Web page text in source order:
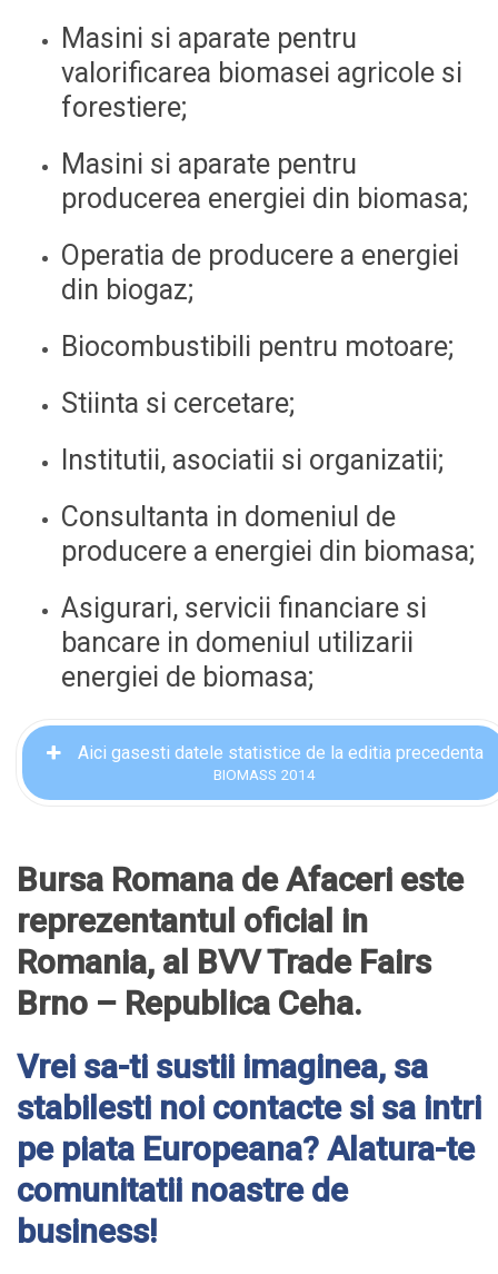
Masini si aparate pentru
valorificarea biomasei agricole si
forestiere;
Masini si aparate pentru
producerea energiei din biomasa;
Operatia de producere a energiei
din biogaz;
Biocombustibili pentru motoare;
Stiinta si cercetare;
Institutii, asociatii si organizatii;
Consultanta in domeniul de
producere a energiei din biomasa;
Asigurari, servicii financiare si
bancare in domeniul utilizarii
energiei de biomasa;
Aici gasesti datele statistice de la editia precedenta
BIOMASS 2014
Bursa Romana de Afaceri este
reprezentantul oficial in
Romania, al BVV Trade Fairs
Brno – Republica Ceha.
Vrei sa-ti sustii imaginea, sa
stabilesti noi contacte si sa intri
pe piata Europeana? Alatura-te
comunitatii noastre de
business!